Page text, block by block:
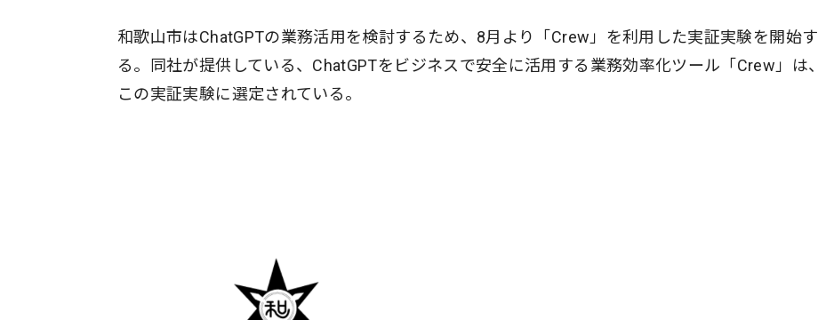
和歌山市はChatGPTの業務活用を検討するため、8月より「Crew」を利用した実証実験を開始す
る。同社が提供している、ChatGPTをビジネスで安全に活用する業務効率化ツール「Crew」は、
この実証実験に選定されている。